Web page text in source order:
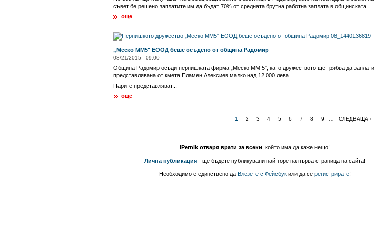
съвет бе решено заплатите им да бъдат 70% от средната брутна работна заплата в общинската...
още
„Меско ММ5" ЕООД беше осъдено от община Радомир
08/21/2015 - 09:00
Община Радомир осъди пернишката фирма „Меско ММ 5", като дружеството ще трябва да заплати
представлявана от кмета Пламен Алексиев малко над 12 000 лева.
Парите представляват...
още
1 2 3 4 5 6 7 8 9 СЛЕДВАЩА ›
iPernik отваря врати за всеки , който има да каже нещо!
Лична публикация - ще бъдете публикувани най-горе на първа страница на сайта!
Необходимо е единствено да Влезете с Фейсбукили да се регистрирате!